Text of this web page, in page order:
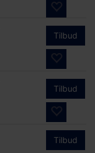
Tilbud
Tilbud
Tilbud